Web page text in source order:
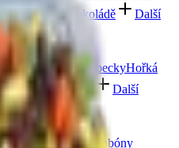
mix v čokoládě
Další
hrudky a peckyHořká
Bílá čokoláda
Další
karamelŽelé bonbóny